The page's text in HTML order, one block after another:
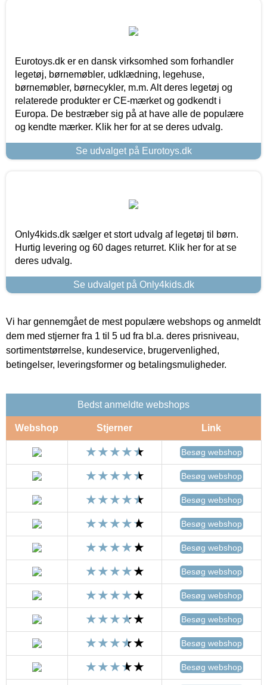
Eurotoys.dk er en dansk virksomhed som forhandler
legetøj, børnemøbler, udklædning, legehuse,
børnemøbler, børnecykler, m.m. Alt deres legetøj og
relaterede produkter er CE-mærket og godkendt i
Europa. De bestræber sig på at have alle de populære
og kendte mærker. Klik her for at se deres udvalg.
Se udvalget på Eurotoys.dk
Only4kids.dk sælger et stort udvalg af legetøj til børn.
Hurtig levering og 60 dages returret. Klik her for at se
deres udvalg.
Se udvalget på Only4kids.dk
Vi har gennemgået de mest populære webshops og anmeldt
dem med stjerner fra 1 til 5 ud fra bl.a. deres prisniveau,
sortimentstørrelse, kundeservice, brugervenlighed,
betingelser, leveringsformer og betalingsmuligheder.
Bedst anmeldte webshops
Webshop Stjerner Link
Besøg webshop
Besøg webshop
Besøg webshop
Besøg webshop
Besøg webshop
Besøg webshop
Besøg webshop
Besøg webshop
Besøg webshop
Besøg webshop